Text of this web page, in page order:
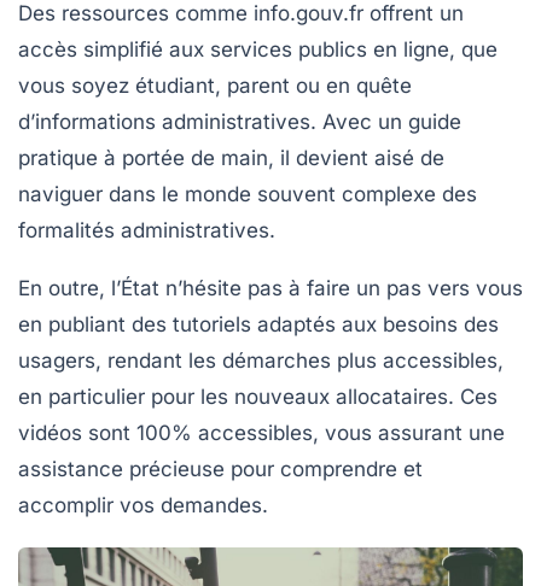
Des ressources comme info.gouv.fr offrent un
accès simplifié aux services publics en ligne, que
vous soyez étudiant, parent ou en quête
d’informations administratives. Avec un guide
pratique à portée de main, il devient aisé de
naviguer dans le monde souvent complexe des
formalités administratives.
En outre, l’État n’hésite pas à faire un pas vers vous
en publiant des tutoriels adaptés aux besoins des
usagers, rendant les démarches plus accessibles,
en particulier pour les nouveaux allocataires. Ces
vidéos sont 100% accessibles, vous assurant une
assistance précieuse pour comprendre et
accomplir vos demandes.